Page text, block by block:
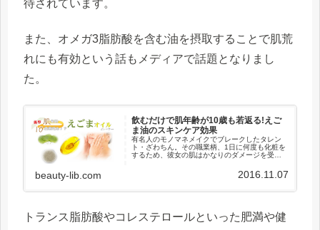
待されています。
また、オメガ3脂肪酸を含む油を摂取することで肌荒
れにも有効という話もメディアで話題となりまし
た。
飲むだけで肌年齢が10歳も若返る!えご
ま油のスキンケア効果
有名人のモノマネメイクでブレークしたタレン
ト・ざわちん。その職業柄、1日に何度も化粧を
するため、彼女の肌はかなりのダメージを受け
歳シミやニキビなどかなりの肌荒れに悩まされ
beauty-lib.com 2016.11.07
トランス脂肪酸やコレステロールといった肥満や健